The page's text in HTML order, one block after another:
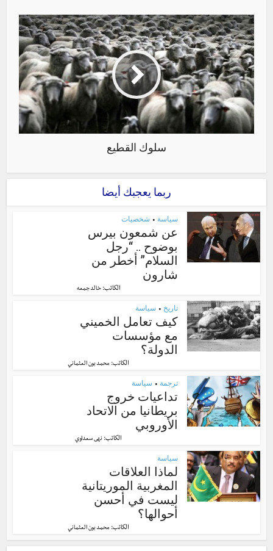
سلوك القطيع
ربما يعجبك أيضا
سياسة • شخصيات
عن شمعون بيرس
بوضوح .. “رجل
السلام” أخطر من
شارون
الكاتب:خالد جمعه
تاريخ • سياسة
كيف تعامل الخميني
مع مؤسسات
الدولة؟
الكاتب: محمد بون العثماني
ترجمة • سياسة
تداعيات خروج
بريطانيا من الاتحاد
الأوروبي
الكاتب: نهى سعداوي
سياسة
لماذا العلاقات
المغربية الموريتانية
ليست في أحسن
أحوالها؟
الكاتب: محمد بون العثماني